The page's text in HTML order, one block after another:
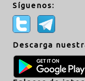
Síguenos:
Descarga